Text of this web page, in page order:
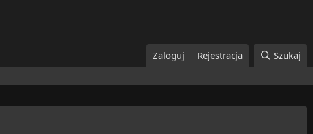
Zaloguj Rejestracja Szukaj